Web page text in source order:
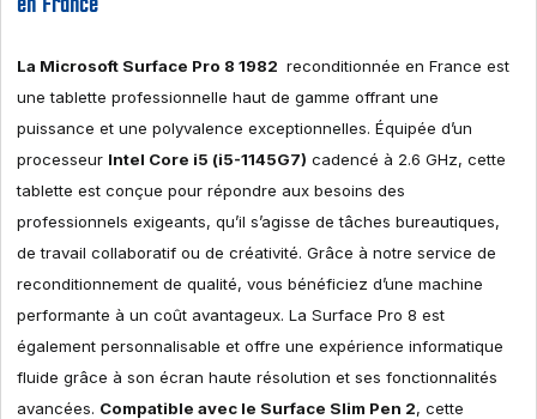
en France
La Microsoft Surface Pro 8 1982 reconditionnée en France est
une tablette professionnelle haut de gamme offrant une
puissance et une polyvalence exceptionnelles. Équipée d’un
processeur Intel Core i5 (i5-1145G7) cadencé à 2.6 GHz, cette
tablette est conçue pour répondre aux besoins des
professionnels exigeants, qu’il s’agisse de tâches bureautiques,
de travail collaboratif ou de créativité. Grâce à notre service de
reconditionnement de qualité, vous bénéficiez d’une machine
performante à un coût avantageux. La Surface Pro 8 est
également personnalisable et offre une expérience informatique
fluide grâce à son écran haute résolution et ses fonctionnalités
avancées. Compatible avec le Surface Slim Pen 2, cette